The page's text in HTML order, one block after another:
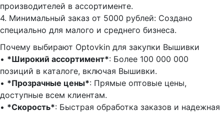
производителей в ассортименте.
4.⁠ ⁠Минимальный заказ от 5000 рублей: Создано
специально для малого и среднего бизнеса.
Почему выбирают Optovkin для закупки Вышивки
•⁠ ⁠ *Широкий ассортимент*: Более 100 000 000
позиций в каталоге, включая Вышивки.
•⁠ ⁠ *Прозрачные цены*: Прямые оптовые цены,
доступные всем клиентам.
•⁠ ⁠ *Скорость*: Быстрая обработка заказов и надежная